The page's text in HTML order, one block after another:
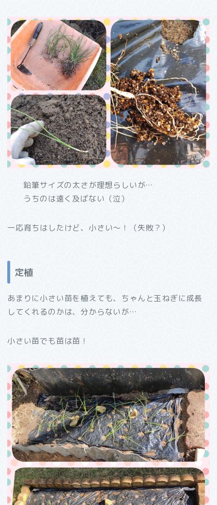
鉛筆サイズの太さが理想らしいが…
うちのは遠く及ばない（泣）
一応育ちはしたけど、小さい～！（失敗？）
定植
あまりに小さい苗を植えても、ちゃんと玉ねぎに成長
してくれるのかは、分からないが…
小さい苗でも苗は苗！